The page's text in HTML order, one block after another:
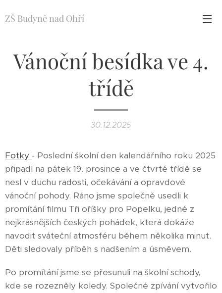
ZŠ Budyně nad Ohří
Vánoční besídka ve 4.
třídě
30.12.2025
Fotky - Poslední školní den kalendářního roku 2025
připadl na pátek 19. prosince a ve čtvrté třídě se
nesl v duchu radosti, očekávání a opravdové
vánoční pohody. Ráno jsme společně usedli k
promítání filmu Tři oříšky pro Popelku, jedné z
nejkrásnějších českých pohádek, která dokáže
navodit sváteční atmosféru během několika minut.
Děti sledovaly příběh s nadšením a úsměvem.
Po promítání jsme se přesunuli na školní schody,
kde se rozezněly koledy. Společné zpívání vytvořilo